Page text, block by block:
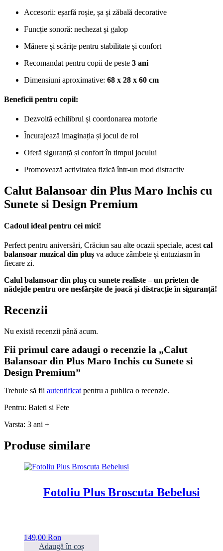
Accesorii: eșarfă roșie, șa și zăbală decorative
Funcție sonoră: nechezat și galop
Mânere și scărițe pentru stabilitate și confort
Recomandat pentru copii de peste 3 ani
Dimensiuni aproximative: 68 x 28 x 60 cm
Beneficii pentru copil:
Dezvoltă echilibrul și coordonarea motorie
Încurajează imaginația și jocul de rol
Oferă siguranță și confort în timpul jocului
Promovează activitatea fizică într-un mod distractiv
Calut Balansoar din Plus Maro Inchis cu
Sunete si Design Premium
Cadoul ideal pentru cei mici!
Perfect pentru aniversări, Crăciun sau alte ocazii speciale, acestcal
balansoar muzical din pluș va aduce zâmbete și entuziasm în
fiecare zi.
Calul balansoar din pluș cu sunete realiste – un prieten de
nădejde pentru ore nesfârșite de joacă și distracție în siguranță!
Recenzii
Nu există recenzii până acum.
Fii primul care adaugi o recenzie la „Calut
Balansoar din Plus Maro Inchis cu Sunete si
Design Premium”
Trebuie să fii autentificat pentru a publica o recenzie.
Pentru: Baieti si Fete
Varsta: 3 ani +
Produse similare
Fotoliu Plus Broscuta Bebelusi
149,00Ron
Adaugă în coș